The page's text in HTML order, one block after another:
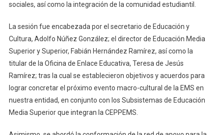
sociales, así como la integración de la comunidad estudiantil.
La sesión fue encabezada por el secretario de Educación y
Cultura, Adolfo Núñez González; el director de Educación Media
Superior y Superior, Fabián Hernández Ramírez, así como la
titular de la Oficina de Enlace Educativa, Teresa de Jesús
Ramírez; tras la cual se establecieron objetivos y acuerdos para
lograr concretar el próximo evento macro-cultural de la EMS en
nuestra entidad, en conjunto con los Subsistemas de Educación
Media Superior que integran la CEPPEMS.